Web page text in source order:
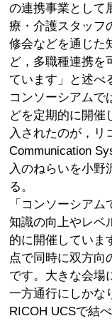
の連携事業として
療・介護スタッフ
修会などを通じた
ど，多職種連携を
ています」と述べ
コンソーシアムで
どを定期的に開催
入されたのが，リ
Communication
入のねらいを小野
る。
「コンソーシア
知識の向上やレベ
的に開催していま
点で同時に双方向
です。大きな会場
一方通行にしかな
RICOH UCSで結